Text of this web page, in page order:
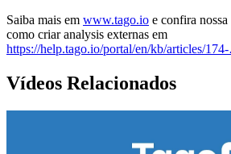
Saiba mais em www.tago.io e confira
como criar analysis externas em
https://help.tago.io/portal/en/kb/articles/
Vídeos Relacionados